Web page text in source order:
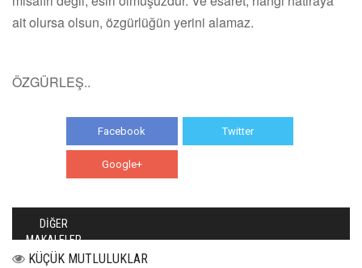
ait olursa olsun, özgürlüğün yerini alamaz.
ÖZGÜRLEŞ..
Facebook Twitter
Google+
DİĞER
MAKALELER
KÜÇÜK MUTLULUKLAR